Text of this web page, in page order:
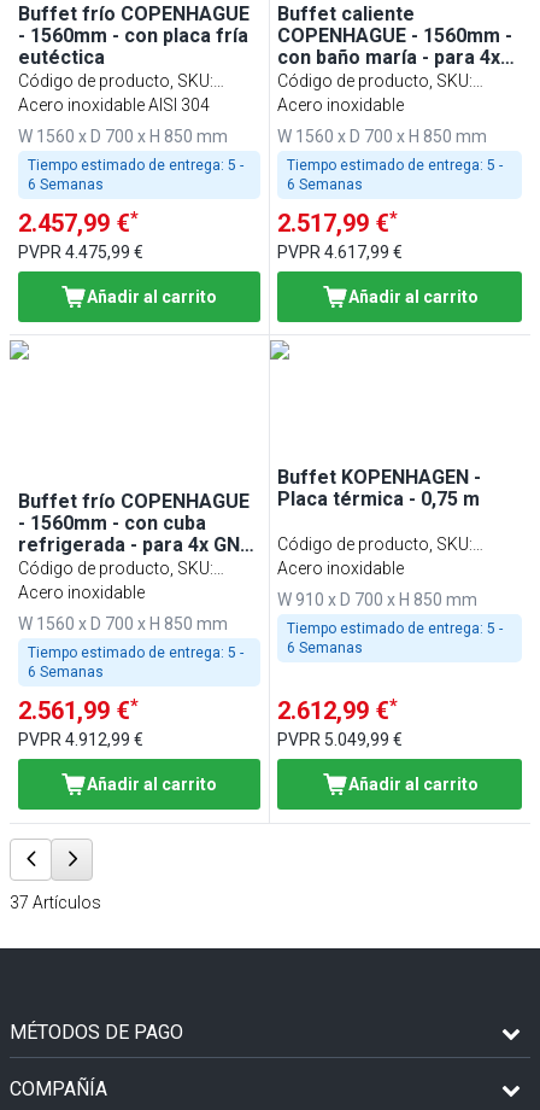
Buffet frío COPENHAGUE
- 1560mm - con placa fría
eutéctica
Código de producto, SKU:
BVI800-KP4-N
Acero inoxidable AISI 304
W 1560 x D 700 x H 850 mm
Tiempo estimado de entrega: 5 -
6 Semanas
2.457,99 €*
PVPR 4.475,99 €
Añadir al carrito
Buffet caliente
COPENHAGUE - 1560mm -
con baño maría - para 4x
GN 1/1-200
Código de producto, SKU:
BVI800-BM4-N
Acero inoxidable
W 1560 x D 700 x H 850 mm
Tiempo estimado de entrega: 5 -
6 Semanas
2.517,99 €*
PVPR4.617,99 €
Añadir al carrito
Buffet frío COPENHAGUE
- 1560mm - con cuba
refrigerada - para 4x GN
1/1
Código de producto, SKU:
BVI800-KW4-N
Acero inoxidable
W 1560 x D 700 x H 850 mm
Tiempo estimado de entrega: 5 -
6 Semanas
2.561,99 €*
PVPR4.912,99 €
Añadir al carrito
Buffet KOPENHAGEN -
Placa térmica - 0,75 m
Código de producto, SKU:
BVI800-WP2-N
Acero inoxidable
W 910 x D 700 x H 850 mm
Tiempo estimado de entrega: 5 -
6 Semanas
2.612,99 €*
PVPR 5.049,99 €
Añadir al carrito
37 Artículos
MÉTODOS DE PAGO
COMPAÑÍA